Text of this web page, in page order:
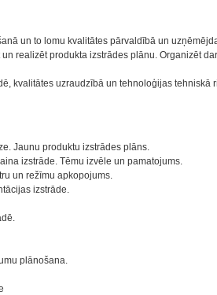
un to lomu kvalitātes pārvaldībā un
realizēt produkta izstrādes plānu. Organizēt
kvalitātes uzraudzībā un tehnoloģijas
Jaunu produktu izstrādes plāns.
izstrāde. Tēmu izvēle un pamatojums.
un režīmu apkopojums.
izstrāde.
plānošana.